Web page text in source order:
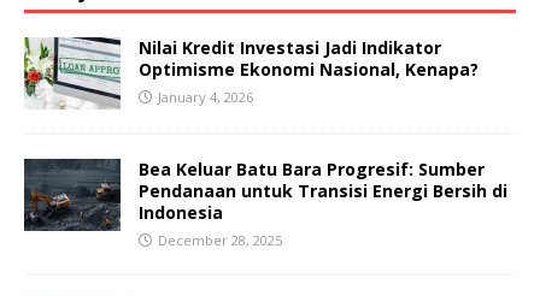
Nilai Kredit Investasi Jadi Indikator
Optimisme Ekonomi Nasional, Kenapa?
January 4, 2026
Bea Keluar Batu Bara Progresif: Sumber
Pendanaan untuk Transisi Energi Bersih di
Indonesia
December 28, 2025